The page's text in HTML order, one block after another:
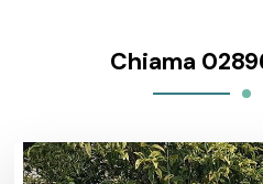
Chiama